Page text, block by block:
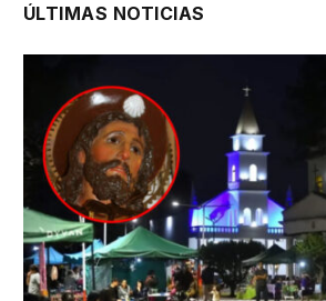
ÚLTIMAS NOTICIAS